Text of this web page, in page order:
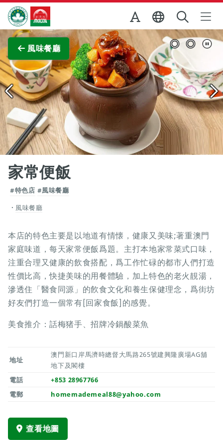
跳至主内容
澳門特別行政區政府旅遊局
風味餐廳
查看原圖
家常便飯
#特色店 #風味餐廳
風味餐廳
本店的特色主要是以地道有情懐，健康又美味;著重澳門
家庭味道，每天家常便飯爲題。主打本地家常菜式口味，
注重合理又健康的飲食搭配，爲工作忙碌的都市人們打造
性價比高，快捷美味的用餐體驗，加上特色的老火靚湯，
滲透住「醫食同源」的飮食文化和養生保健理念，爲街坊
好友們打造一個常有[回家食飯]的感覺。
美食推介：話梅猪手、招牌冷鍋酸菜魚
地址
澳門新口岸馬濟時總督大馬路265號建興隆廣場AG舖
地下及閣樓
電話
+853 28967766
電郵
homemademeal88@yahoo.com
查看地圖